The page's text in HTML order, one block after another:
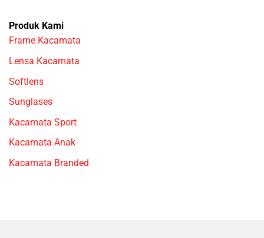
Produk Kami
Frame Kacamata
Lensa Kacamata
Softlens
Sunglases
Kacamata Sport
Kacamata Anak
Kacamata Branded